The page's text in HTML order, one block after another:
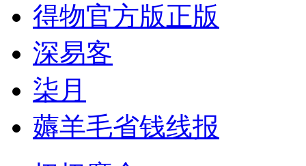
得物官方版正版
深易客
柒月
薅羊毛省钱线报